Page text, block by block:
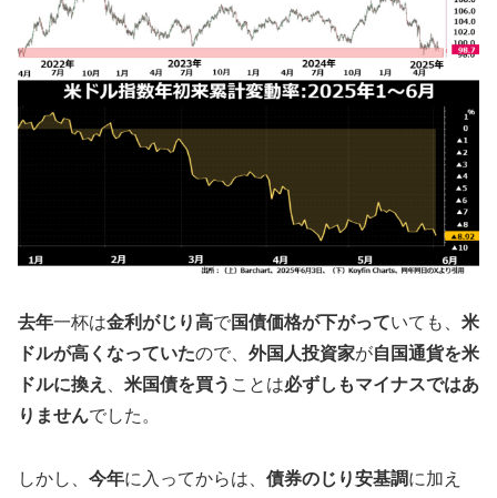
去年一杯は金利がじり高で国債価格が下がっていても、 米
ドルが高くなっていたので、 外国人投資家が自国通貨を米
ドルに換え
米国債を買う ことは必ずしもマイナスではあ
りませんでした。
しかし、 今年に入ってからは、 債券のじり安基調に加え